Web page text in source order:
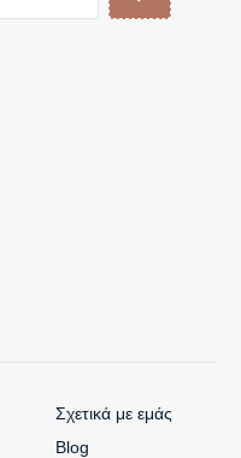
Σχετικά με εμάς
Blog